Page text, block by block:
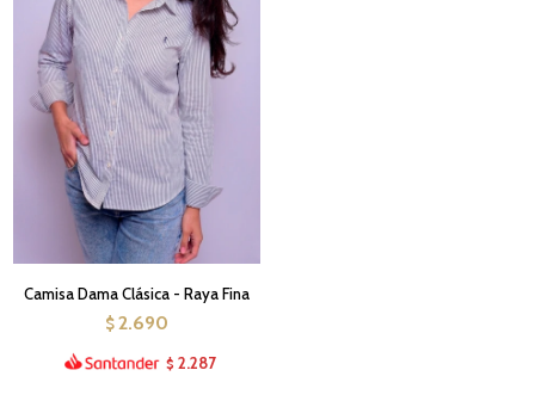
Camisa Dama Clásica - Raya Fina
$ 2.690
$ 2.287